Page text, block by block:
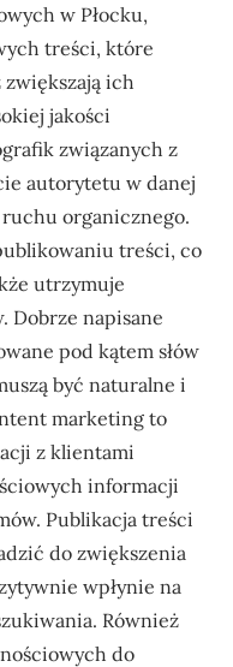
w Płocku,
treści, które
ich
jakości
związanych z
autorytetu w danej
organicznego.
treści, co
utrzymuje
Dobrze napisane
pod kątem słów
być naturalne i
marketing to
z klientami
informacji
Publikacja treści
do zwiększenia
wpłynie na
Również
do